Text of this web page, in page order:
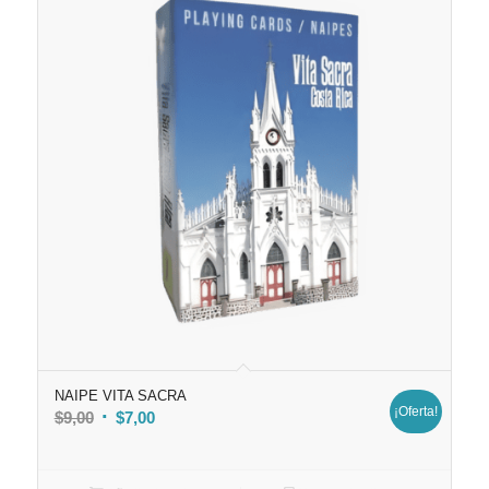
NAIPE VITA SACRA
$9,00 El $7,00El
¡Oferta!